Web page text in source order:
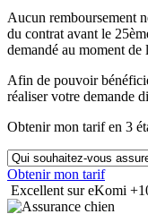
Aucun remboursement
du contrat avant le
demandé au moment de
Afin de pouvoir
réaliser votre demande
Obtenir mon tarif en 3
Obtenir mon tarif
Excellent sur eKomi